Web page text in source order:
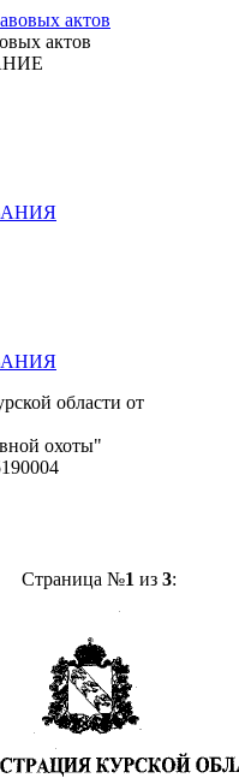
актов
области от
охоты"
Страница №1 из 3: